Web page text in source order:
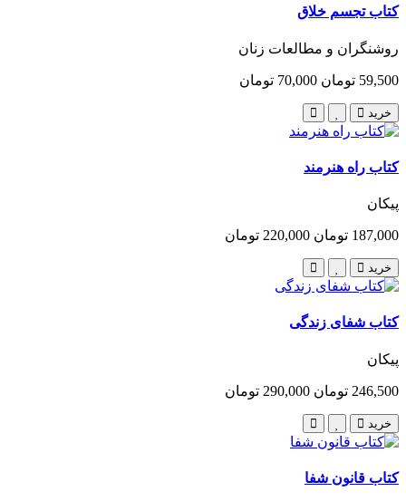
کتاب تجسم خلاق
روشنگران و مطالعات زنان
59,500 تومان 70,000 تومان
خرید
کتاب راه هنرمند
پیکان
187,000 تومان 220,000 تومان
خرید
کتاب شفای زندگی
پیکان
246,500 تومان 290,000 تومان
خرید
کتاب قانون شفا